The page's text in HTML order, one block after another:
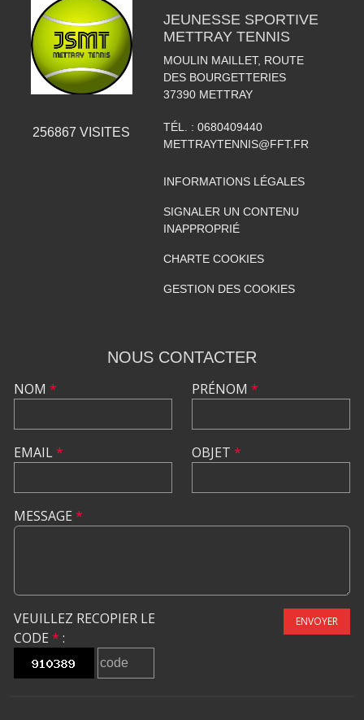
256867 VISITES
JEUNESSE SPORTIVE
METTRAY TENNIS
MOULIN MAILLET, ROUTE
DES BOURGETTERIES
37390 METTRAY
TÉL. : 0680409440
METTRAYTENNIS@FFT.FR
INFORMATIONS LÉGALES
SIGNALER UN CONTENU
INAPPROPRIÉ
CHARTE COOKIES
GESTION DES COOKIES
NOUS CONTACTER
NOM *
EMAIL*
PRÉNOM *
OBJET *
MESSAGE *
VEUILLEZ RECOPIER LE
CODE * :
ENVOYER